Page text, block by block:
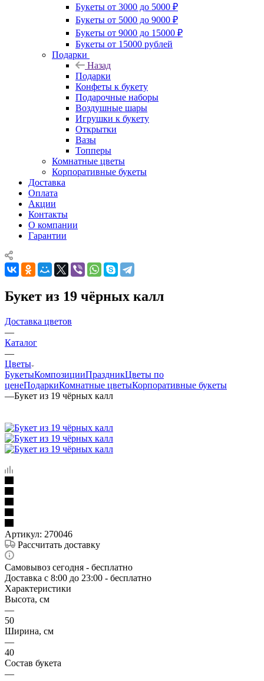
Букеты от 3000 до 5000 ₽
Букеты от 5000 до 9000 ₽
Букеты от 9000 до 15000 ₽
Букеты от 15000 рублей
Подарки
Назад
Подарки
Конфеты к букету
Подарочные наборы
Воздушные шары
Игрушки к букету
Открытки
Вазы
Топперы
Комнатные цветы
Корпоративные букеты
Доставка
Оплата
Акции
Контакты
О компании
Гарантии
Букет из 19 чёрных калл
Доставка цветов
—
Каталог
—
Цветы
БукетыКомпозицииПраздникЦветы по
ценеПодаркиКомнатные цветыКорпоративные букеты
—Букет из 19 чёрных калл
Артикул: 270046
Рассчитать доставку
Самовывоз сегодня - бесплатно
Доставка c 8:00 до 23:00 - бесплатно
Характеристики
Высота, см
—
50
Ширина, см
—
40
Состав букета
—